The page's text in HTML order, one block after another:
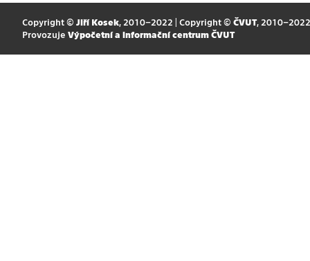
Copyright © Jiří Kosek, 2010–2022 | Copyright © ČVUT, 2010–2022
Provozuje Výpočetní a informační centrum ČVUT